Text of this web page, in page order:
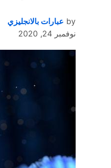
by عبارات بالانجليزي
نوفمبر 24, 2020